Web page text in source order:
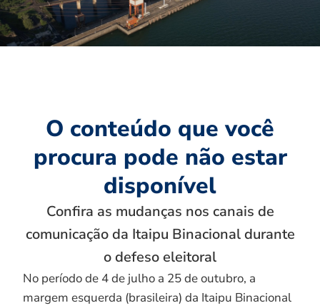
O conteúdo que você
procura pode não estar
disponível
Confira as mudanças nos canais de
comunicação da Itaipu Binacional durante
o defeso eleitoral
No período de 4 de julho a 25 de outubro, a
margem esquerda (brasileira) da Itaipu Binacional